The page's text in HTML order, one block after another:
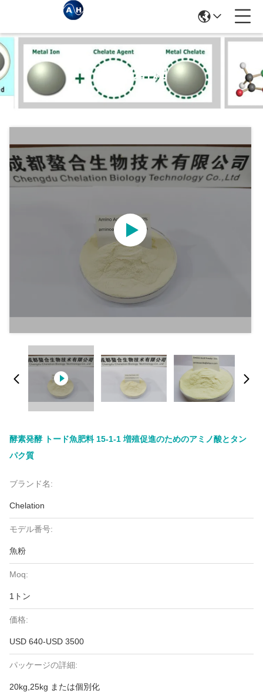
商品の詳細
酵素発酵 トード魚肥料 15-1-1 増殖促進のためのアミノ酸とタン
パク質
ブランド名:
Chelation
モデル番号:
魚粉
Moq:
1トン
価格:
USD 640-USD 3500
パッケージの詳細:
20kg,25kg または個別化